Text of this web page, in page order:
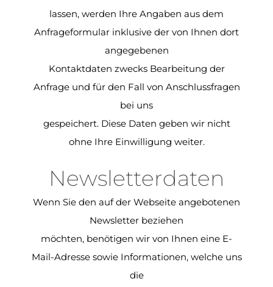
lassen, werden Ihre Angaben aus dem
Anfrageformular inklusive der von Ihnen dort
angegebenen
Kontaktdaten zwecks Bearbeitung der
Anfrage und für den Fall von Anschlussfragen
bei uns
gespeichert. Diese Daten geben wir nicht
ohne Ihre Einwilligung weiter.
Newsletterdaten
Wenn Sie den auf der Webseite angebotenen
Newsletter beziehen
möchten, benötigen wir von Ihnen eine E-
Mail-Adresse sowie Informationen, welche uns
die